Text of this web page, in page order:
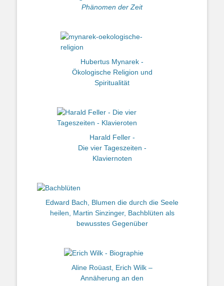
Phänomen der Zeit
Hubertus Mynarek -
Ökologische Religion und
Spiritualität
Harald Feller -
Die vier Tageszeiten -
Klaviernoten
Edward Bach, Blumen die durch die Seele
heilen, Martin Sinzinger, Bachblüten als
bewusstes Gegenüber
Aline Roüast, Erich Wilk –
Annäherung an den